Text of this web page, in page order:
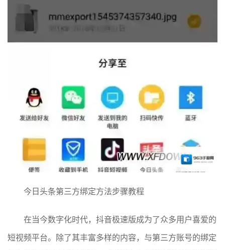
今日头条第三方绑定方法步骤教程
在当今数字化时代，抖音极速版成为了众多用户喜爱的
短视频平台。除了其丰富多样的内容，与第三方账号的绑定